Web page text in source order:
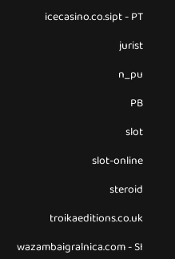
icecasino.co.sipt - PT
jurist
n_pu
PB
slot
slot-online
steroid
troikaeditions.co.uk
wazambaigralnica.com - SI